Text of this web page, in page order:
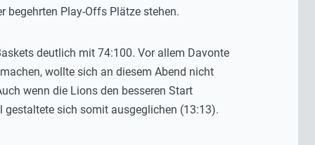
Play-Offs Plätze stehen.
deutlich mit 74:100. Vor allem Davonte
wollte sich an diesem Abend nicht
wenn die Lions den besseren Start
gestaltete sich somit ausgeglichen (13:13).